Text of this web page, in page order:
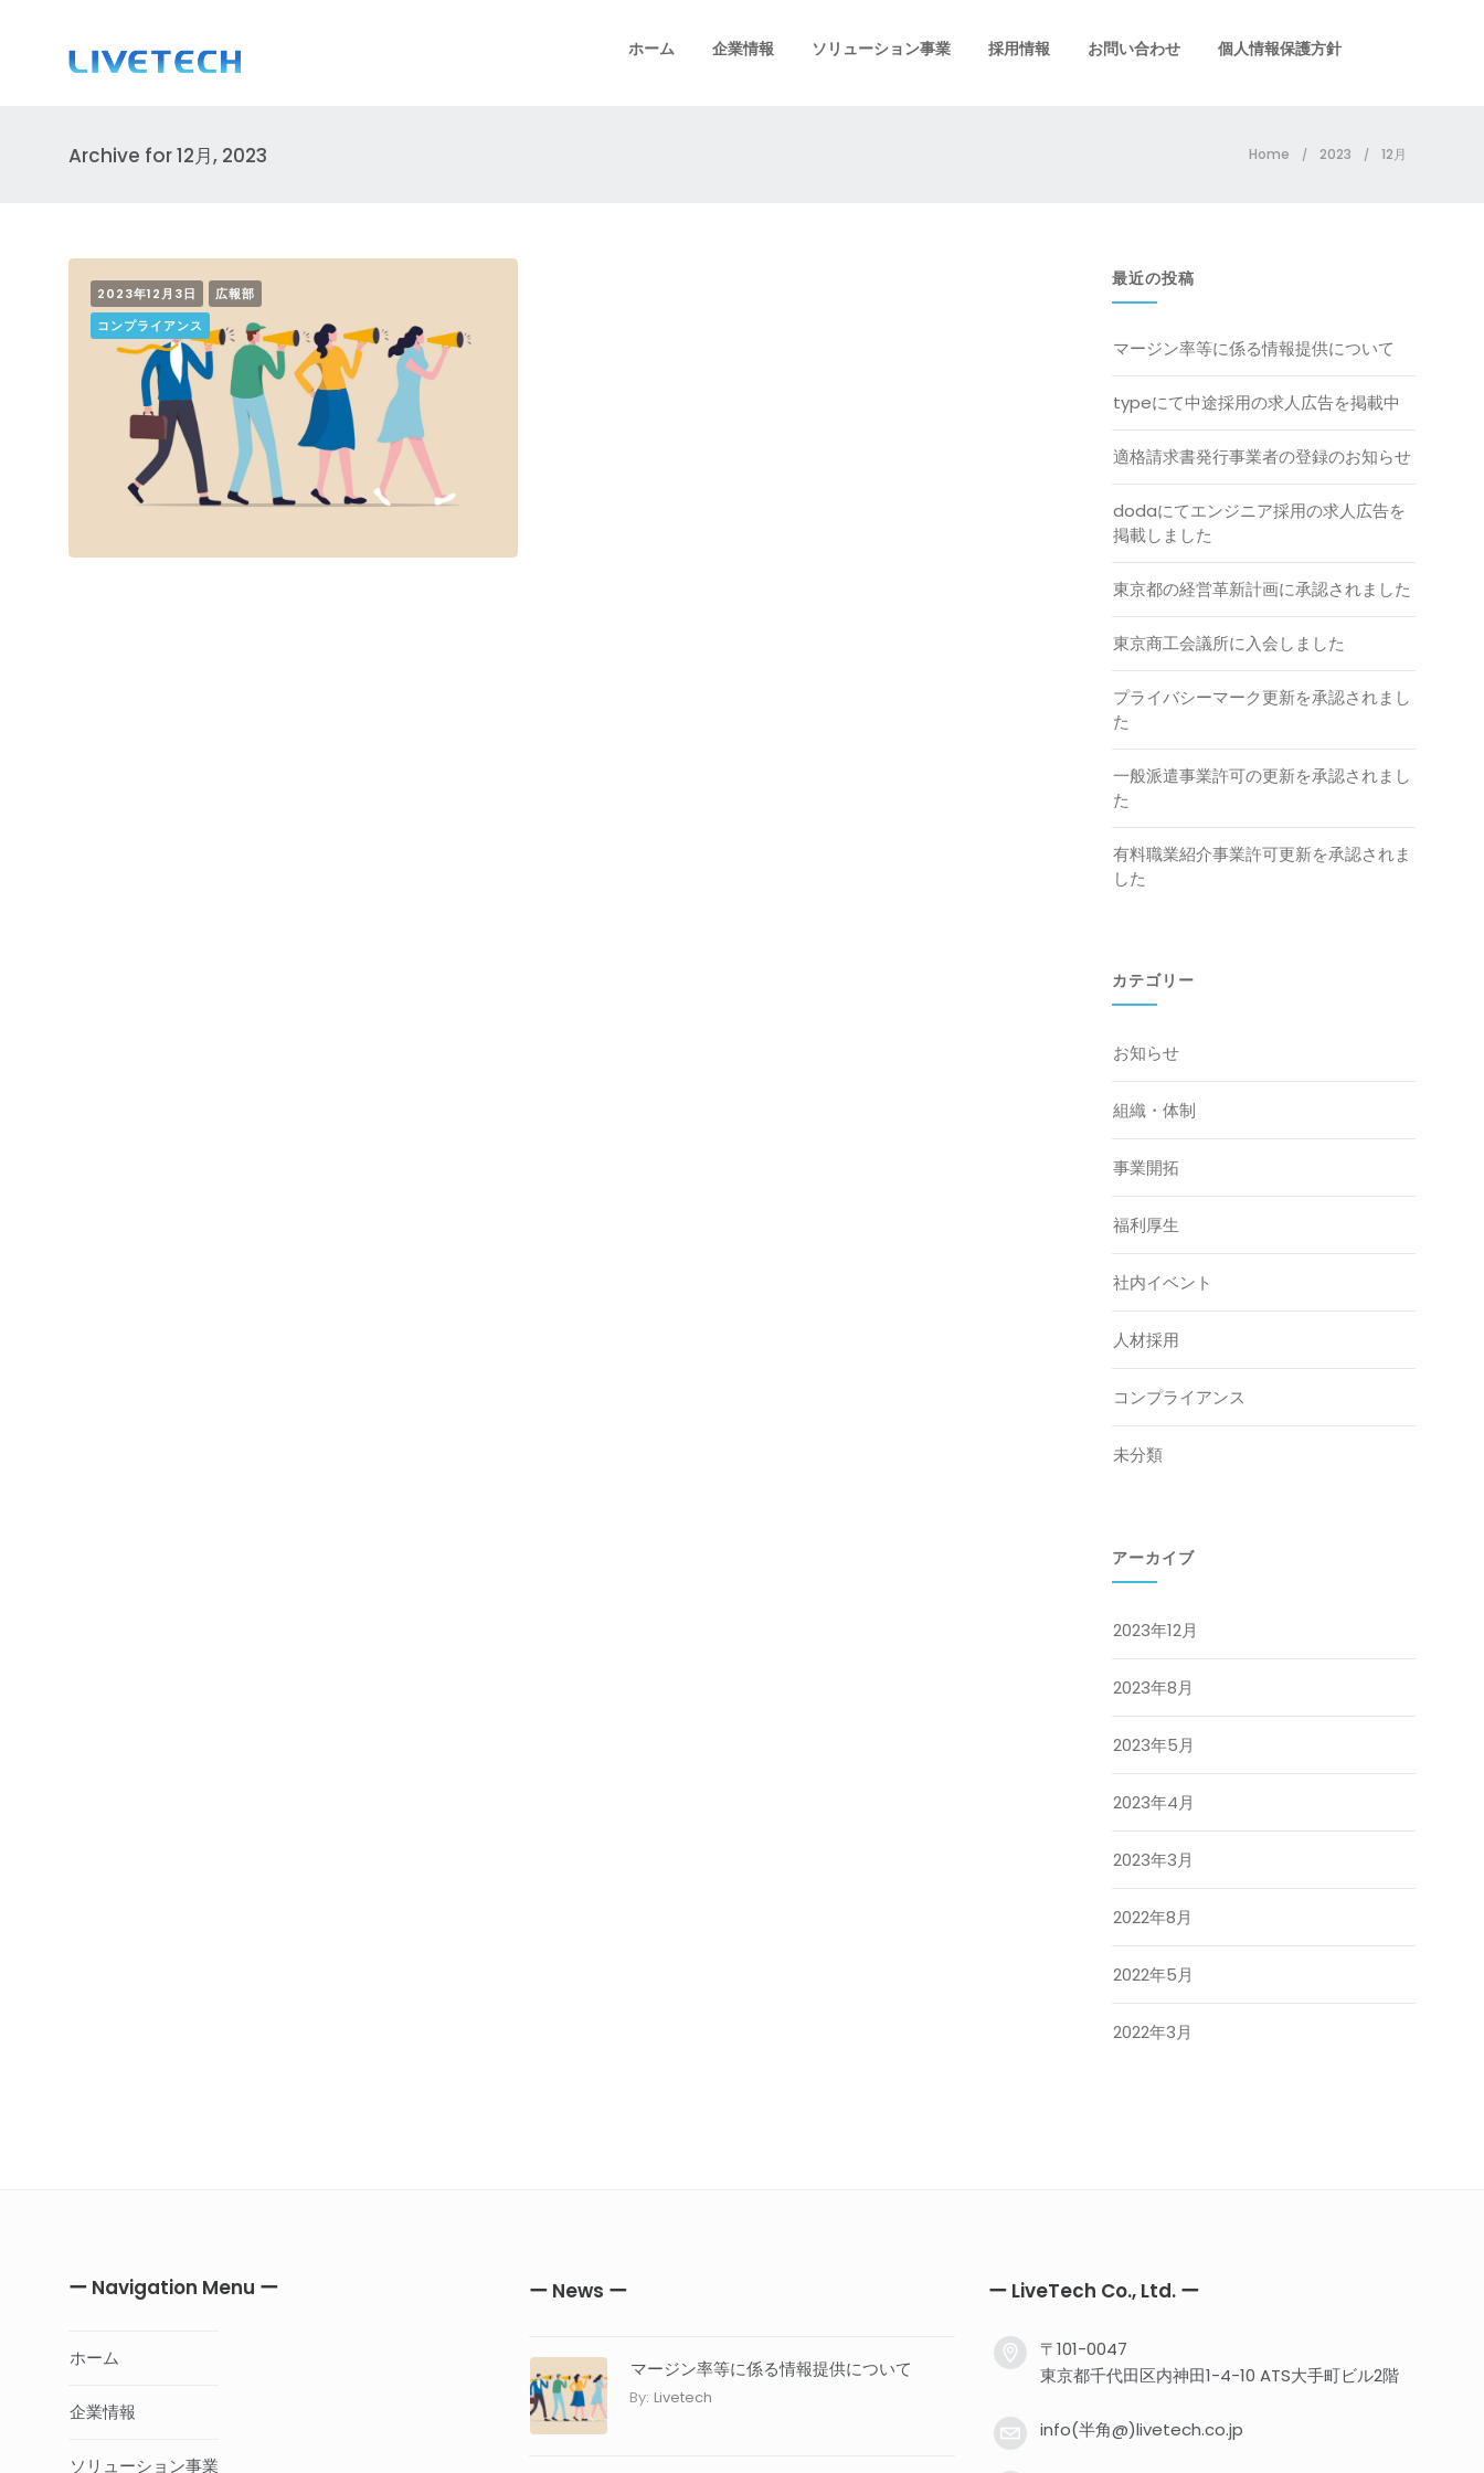
ホーム 企業情報 ソリューション事業 採用情報 お問い合わせ 個人情報保護方針
Archive for 12月, 2023 Home / 2023 / 12月
2023年12月3日
広報部
コンプライアンス
最近の投稿
マージン率等に係る情報提供について
typeにて中途採用の求人広告を掲載中
適格請求書発行事業者の登録のお知らせ
dodaにてエンジニア採用の求人広告を
掲載しました
東京都の経営革新計画に承認されました
東京商工会議所に入会しました
プライバシーマーク更新を承認されまし
た
一般派遣事業許可の更新を承認されまし
た
有料職業紹介事業許可更新を承認されま
した
カテゴリー
お知らせ
組織・体制
事業開拓
福利厚生
社内イベント
人材採用
コンプライアンス
未分類
アーカイブ
2023年12月
2023年8月
2023年5月
2023年4月
2023年3月
2022年8月
2022年5月
2022年3月
ー Navigation Menu ー
ホーム
企業情報
ソリューション事業
ー News ー
マージン率等に係る情報提供について
By: Livetech
ー LiveTech Co., Ltd. ー
〒101-0047
東京都千代田区内神田1-4-10 ATS大手町ビル2階
info(半角@)livetech.co.jp